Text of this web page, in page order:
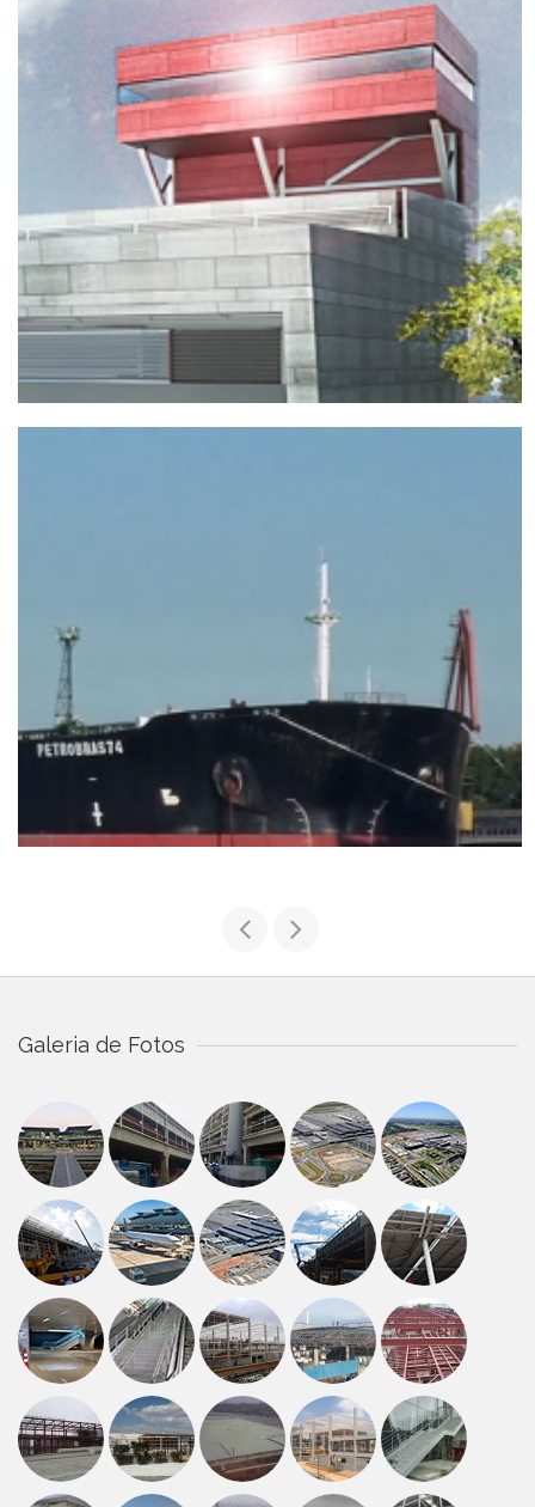
Galeria de Fotos